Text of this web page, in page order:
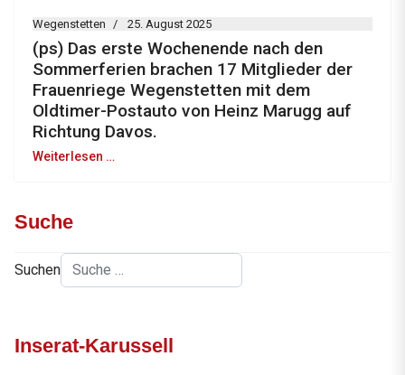
Wegenstetten 25. August 2025
(ps) Das erste Wochenende nach den
Sommerferien brachen 17 Mitglieder der
Frauenriege Wegenstetten mit dem
Oldtimer-Postauto von Heinz Marugg auf
Richtung Davos.
Weiterlesen …
Suche
Suchen
Inserat-Karussell